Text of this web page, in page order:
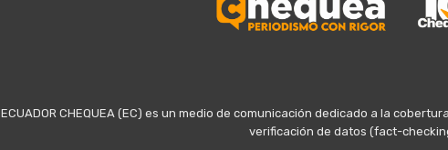
ECUADOR CHEQUEA (EC) es un medio de comunicación dedicado a la
verificación de datos (fact-